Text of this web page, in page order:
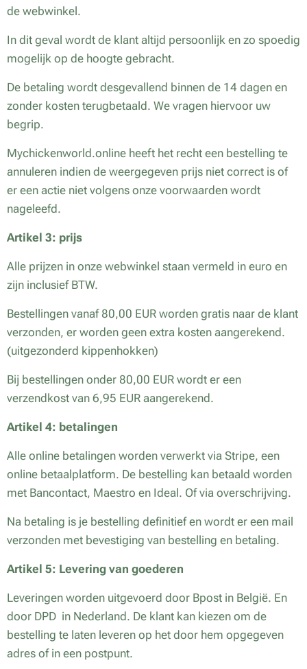
de webwinkel.
In dit geval wordt de klant altijd persoonlijk en zo spoedig
mogelijk op de hoogte gebracht.
De betaling wordt desgevallend binnen de 14 dagen en
zonder kosten terugbetaald. We vragen hiervoor uw
begrip.
Mychickenworld.online heeft het recht een bestelling te
annuleren indien de weergegeven prijs niet correct is of
er een actie niet volgens onze voorwaarden wordt
nageleefd.
Artikel 3: prijs
Alle prijzen in onze webwinkel staan vermeld in euro en
zijn inclusief BTW.
Bestellingen vanaf 80,00 EUR worden gratis naar de klant
verzonden, er worden geen extra kosten aangerekend.
(uitgezonderd kippenhokken)
Bij bestellingen onder 80,00 EUR wordt er een
verzendkost van 6,95 EUR aangerekend.
Artikel 4: betalingen
Alle online betalingen worden verwerkt via Stripe, een
online betaalplatform. De bestelling kan betaald worden
met Bancontact, Maestro en Ideal. Of via overschrijving.
Na betaling is je bestelling definitief en wordt er een mail
verzonden met bevestiging van bestelling en betaling.
Artikel 5: Levering van goederen
Leveringen worden uitgevoerd door Bpost in België. En
door DPD in Nederland. De klant kan kiezen om de
bestelling te laten leveren op het door hem opgegeven
adres of in een postpunt.